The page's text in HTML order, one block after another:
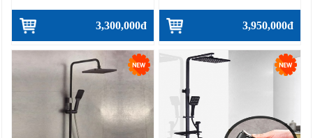
3,300,000đ 3,950,000đ